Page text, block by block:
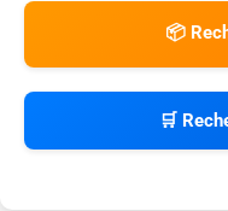
📦
🛒